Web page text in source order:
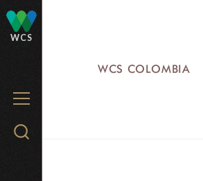
WCS
MENU
Search
WCS COLOMBIA